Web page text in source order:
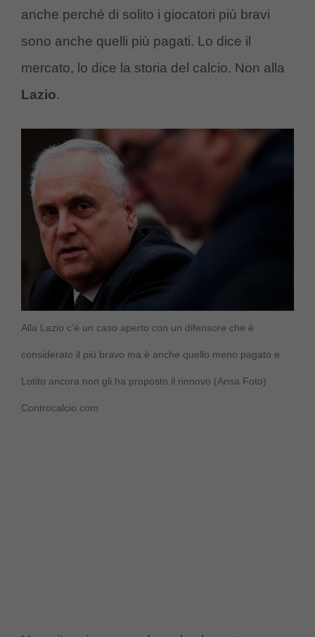
anche perché di solito i giocatori più bravi
sono anche quelli più pagati. Lo dice il
mercato, lo dice la storia del calcio. Non alla
Lazio.
Alla Lazio c’è un caso aperto con un difensore che è
considerato il più bravo ma è anche quello meno pagato e
Lotito ancora non gli ha proposto il rinnovo (Ansa Foto)
Controcalcio.com